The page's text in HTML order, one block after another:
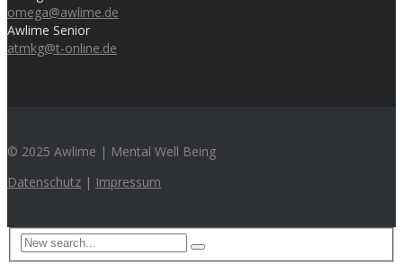
omega@awlime.de
Awlime Senior
atmkg@t-online.de
© 2025 Awlime | Mental Well Being
Datenschutz | Impressum